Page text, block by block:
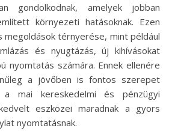
gondolkodnak, amelyek jobban
környezeti hatásoknak. Ezen
megoldások térnyerése, mint például
és nyugtázás, új kihívásokat
nyomtatás számára. Ennek ellenére
a jövőben is fontos szerepet
mai kereskedelmi és pénzügyi
eszközei maradnak a gyors
nyomtatásnak.